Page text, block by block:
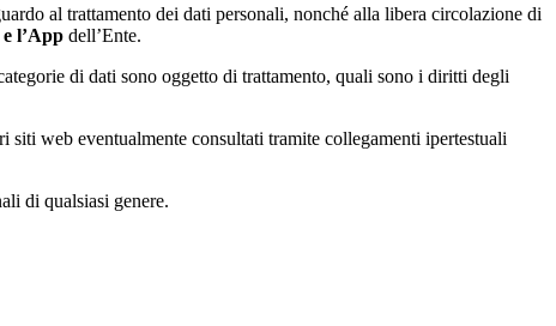
al trattamento dei dati personali, nonché alla libera circolazione di
l’App dell’Ente.
di dati sono oggetto di trattamento, quali sono i diritti degli
siti web eventualmente consultati tramite collegamenti ipertestuali
di qualsiasi genere.